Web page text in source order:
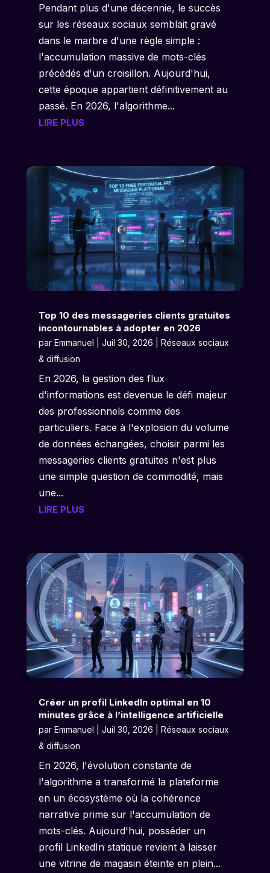
Pendant plus d'une décennie, le succès
sur les réseaux sociaux semblait gravé
dans le marbre d'une règle simple :
l'accumulation massive de mots-clés
précédés d'un croisillon. Aujourd'hui,
cette époque appartient définitivement au
passé. En 2026, l'algorithme...
LIRE PLUS
Top 10 des messageries clients gratuites
incontournables à adopter en 2026
par Emmanuel Juil 30, 2026
Réseaux sociaux
& diffusion
En 2026, la gestion des flux
d'informations est devenue le défi majeur
des professionnels comme des
particuliers. Face à l'explosion du volume
de données échangées, choisir parmi les
messageries clients gratuites n'est plus
une simple question de commodité, mais
une...
LIRE PLUS
Créer un profil LinkedIn optimal en 10
minutes grâce à l’intelligence artificielle
par Emmanuel Juil 30, 2026
Réseaux sociaux
& diffusion
En 2026, l'évolution constante de
l'algorithme a transformé la plateforme
en un écosystème où la cohérence
narrative prime sur l'accumulation de
mots-clés. Aujourd'hui, posséder un
profil LinkedIn statique revient à laisser
une vitrine de magasin éteinte en plein...